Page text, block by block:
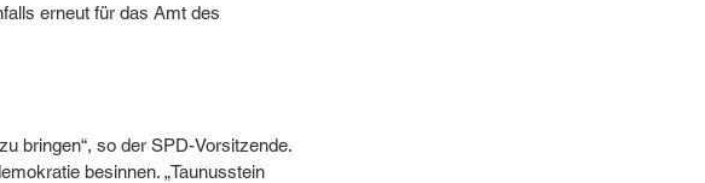
erneut für das Amt des
bringen“, so der SPD-Vorsitzende.
besinnen. „Taunusstein